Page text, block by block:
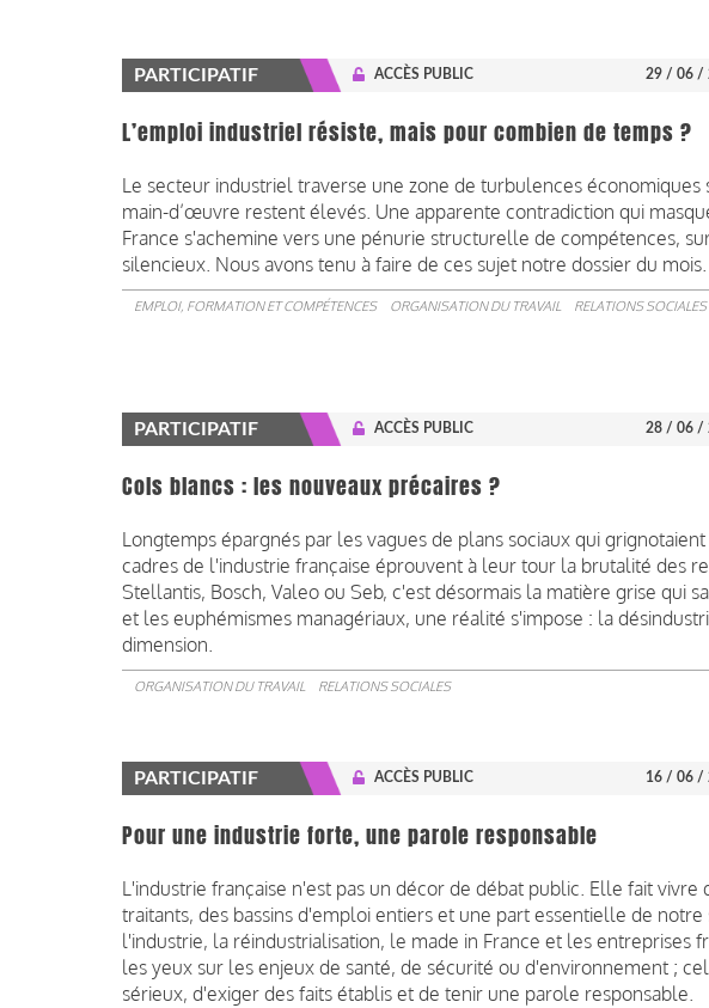
PARTICIPATIF ACCÈS PUBLIC 29 / 06 /
L’emploi industriel résiste, mais pour combien de temps ?
Le secteur industriel traverse une zone de turbulences économiques
main-d’œuvre restent élevés. Une apparente contradiction qui
France s'achemine vers une pénurie structurelle de compétences,
silencieux. Nous avons tenu à faire de ces sujet notre dossier du mois.
EMPLOI, FORMATION ET COMPÉTENCES ORGANISATION DU TRAVAIL RELATIONS SOCIALES
PARTICIPATIF ACCÈS PUBLIC 28 / 06 /
Cols blancs : les nouveaux précaires ?
Longtemps épargnés par les vagues de plans sociaux qui
cadres de l'industrie française éprouvent à leur tour la brutalité des
Stellantis, Bosch, Valeo ou Seb, c'est désormais la matière grise qui
et les euphémismes managériaux, une réalité s'impose : la
dimension.
ORGANISATION DU TRAVAIL RELATIONS SOCIALES
PARTICIPATIF ACCÈS PUBLIC 16 / 06 /
Pour une industrie forte, une parole responsable
L'industrie française n'est pas un décor de débat public. Elle fait vivre
traitants, des bassins d'emploi entiers et une part essentielle de
l'industrie, la réindustrialisation, le made in France et les entreprises
les yeux sur les enjeux de santé, de sécurité ou d'environnement ;
sérieux, d'exiger des faits établis et de tenir une parole responsable.